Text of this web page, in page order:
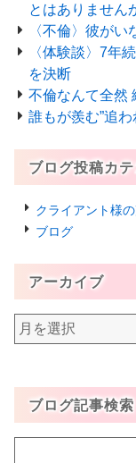
とはありません
〈不倫〉彼が
〈体験談〉7年
を決断
不倫なんて全然
誰もが羨む”追
ブログ投稿カ
クライアント様
ブログ
アーカイブ
ア
ー
イ
ブログ記事検索